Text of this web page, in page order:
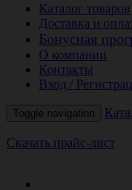
Каталог товаров
Доставка и
Бонусная
О компании
Контакты
Вход /
Toggle navigation
Скачать прайс-лист